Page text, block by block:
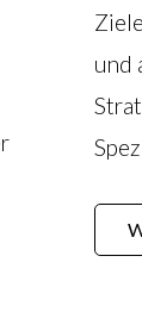
und